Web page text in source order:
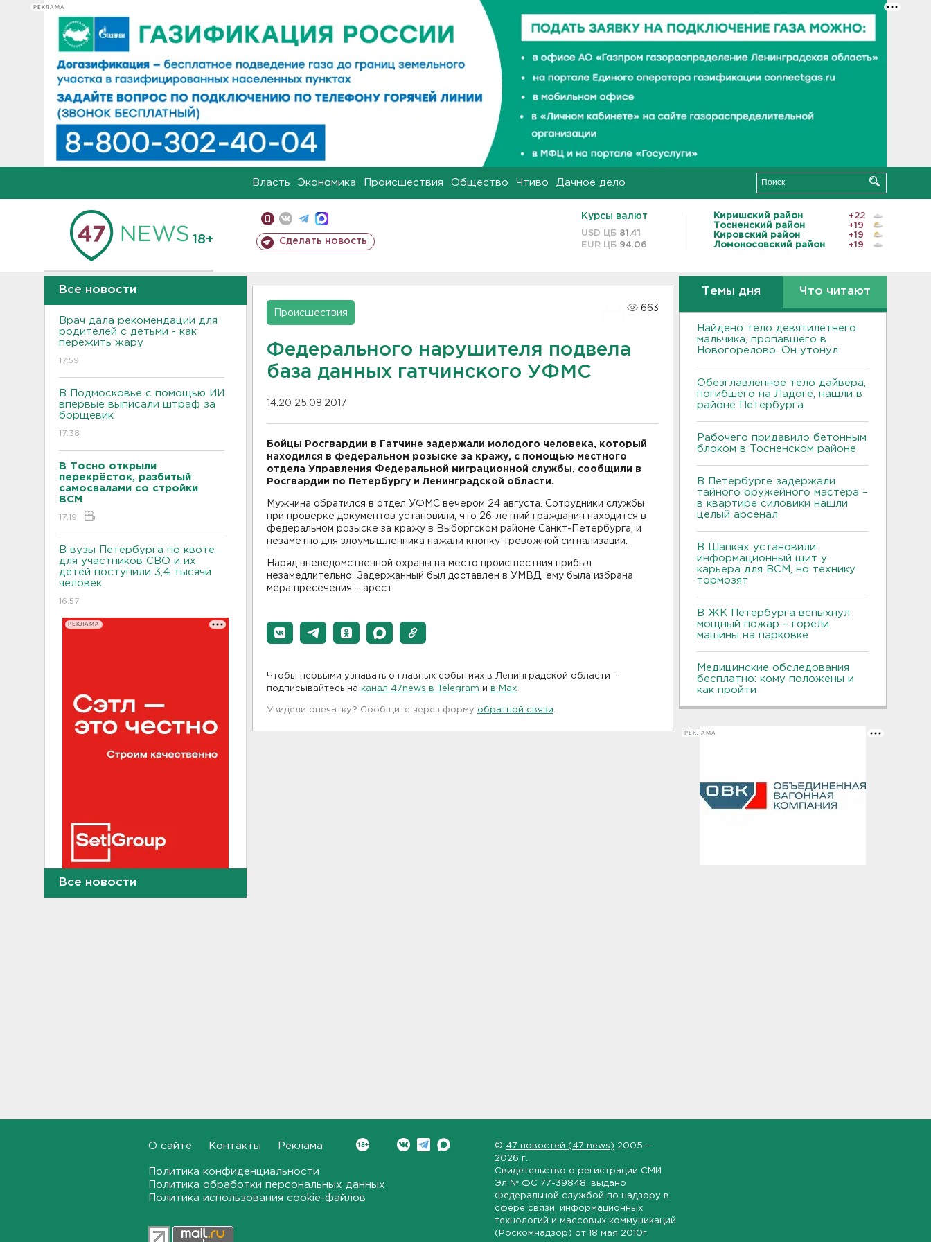
РЕКЛАМА
Власть Экономика Происшествия Общество Чтиво Дачное дело
18+ Сделать новость
Курсы валют
USD ЦБ 81.41
EUR ЦБ 94.06
Киришский район
+22
Тосненский район
+19
Кировский район
+19
Ломоносовский район
+19
Все новости
Врач дала рекомендации для
родителей с детьми - как
пережить жару
17:59
В Подмосковье с помощью ИИ
впервые выписали штраф за
борщевик
17:38
В Тосно открыли
перекрёсток, разбитый
самосвалами со стройки
ВСМ
17:19
В вузы Петербурга по квоте
для участников СВО и их
детей поступили 3,4 тысячи
человек
16:57
РЕКЛАМА
16:02
В магазин — с арматурой. В
товар не голыми руками
храниться и на партнерских
Все новости
Происшествия
663
Федерального нарушителя подвела
база данных гатчинского УФМС
14:20 25.08.2017
Бойцы Росгвардии в Гатчине задержали молодого человека, который
находился в федеральном розыске за кражу, с помощью местного
отдела Управления Федеральной миграционной службы, сообщили в
Росгвардии по Петербургу и Ленинградской области.
Мужчина обратился в отдел УФМС вечером 24 августа. Сотрудники службы
при проверке документов установили, что 26-летний гражданин находится в
федеральном розыске за кражу в Выборгском районе Санкт-Петербурга, и
незаметно для злоумышленника нажали кнопку тревожной сигнализации.
Наряд вневедомственной охраны на место происшествия прибыл
незамедлительно. Задержанный был доставлен в УМВД, ему была избрана
мера пресечения – арест.
Чтобы первыми узнавать о главных событиях в Ленинградской области -
подписывайтесь на канал 47news в Telegram и в Maх
Увидели опечатку? Сообщите через форму обратной связи
Темы дня Что читают
Найдено тело девятилетнего
мальчика, пропавшего в
Новогорелово. Он утонул
Обезглавленное тело дайвера,
погибшего на Ладоге, нашли в
районе Петербурга
Рабочего придавило бетонным
блоком в Тосненском районе
В Петербурге задержали
тайного оружейного мастера –
в квартире силовики нашли
целый арсенал
В Шапках установили
информационный щит у
карьера для ВСМ, но технику
тормозят
В ЖК Петербурга вспыхнул
мощный пожар – горели
машины на парковке
Медицинские обследования
бесплатно: кому положены и
как пройти
РЕКЛАМА
О сайте Контакты Реклама
Политика конфиденциальности
Политика обработки персональных данных
Политика использования cookie-файлов
© 47 новостей (47 news) 2005—
2026 г.
Свидетельство о регистрации СМИ
Эл № ФС 77-39848 , выдано
Федеральной службой по надзору в
сфере связи, информационных
технологий и массовых коммуникаций
(Роскомнадзор) от 18 мая 2010г.